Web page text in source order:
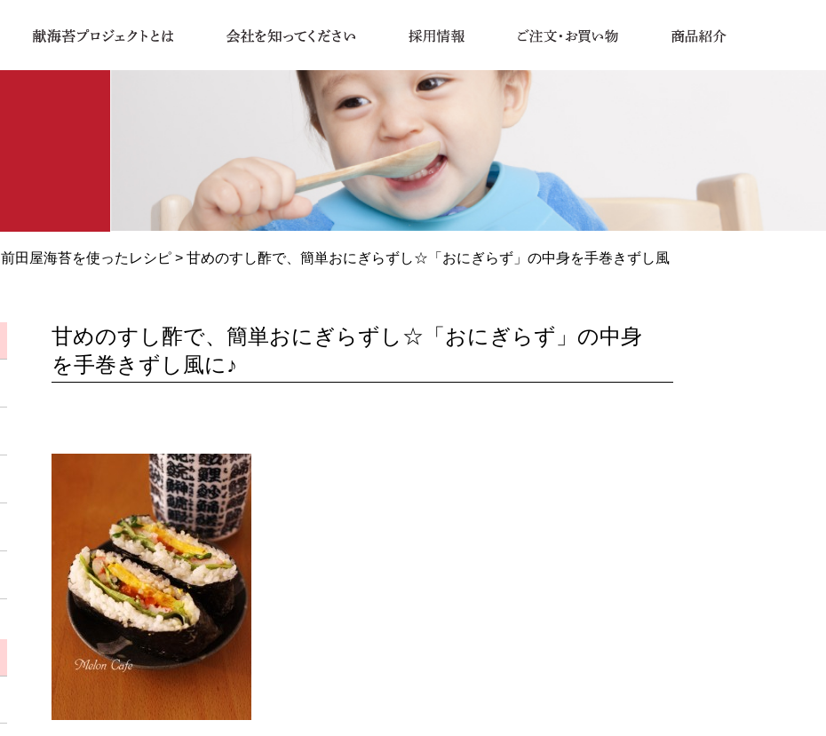
前田屋海苔を使ったレシピ > 甘めのすし酢で、簡単おにぎらずし☆「おにぎらず」の中身を手巻きずし風
甘めのすし酢で、簡単おにぎらずし☆「おにぎらず」の中身
を手巻きずし風に♪